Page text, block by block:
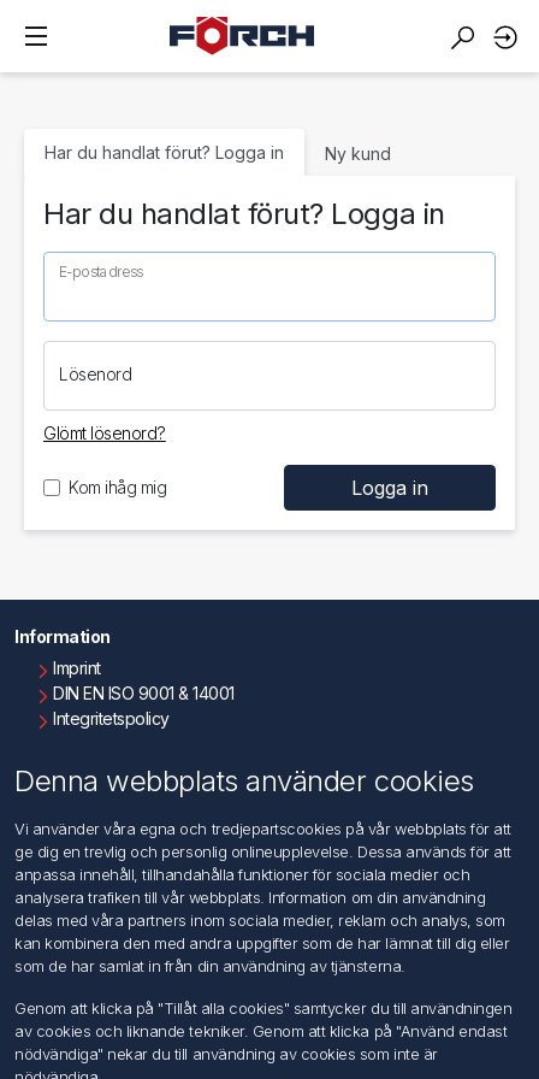
Har du handlat förut? Logga in Ny kund
Har du handlat förut? Logga in
E-postadress
Lösenord
Glömt lösenord?
Kom ihåg mig
Information
Imprint
DIN EN ISO 9001 & 14001
Integritetspolicy
Kontakta oss
Kundtjänst
Sök
Mitt konto
Mina ordrar
Mina adresser
Denna webbplats använder cookies
Vi använder våra egna och tredjepartscookies på vår webbplats för att
ge dig en trevlig och personlig onlineupplevelse. Dessa används för att
anpassa innehåll, tillhandahålla funktioner för sociala medier och
analysera trafiken till vår webbplats. Information om din användning
delas med våra partners inom sociala medier, reklam och analys, som
kan kombinera den med andra uppgifter som de har lämnat till dig eller
som de har samlat in från din användning av tjänsterna.
Genom att klicka på "Tillåt alla cookies" samtycker du till användningen
av cookies och liknande tekniker. Genom att klicka på "Använd endast
nödvändiga" nekar du till användning av cookies som inte är